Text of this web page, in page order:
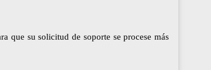
que su solicitud de soporte se procese más